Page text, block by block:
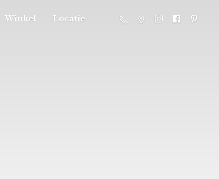
Winkel Locatie